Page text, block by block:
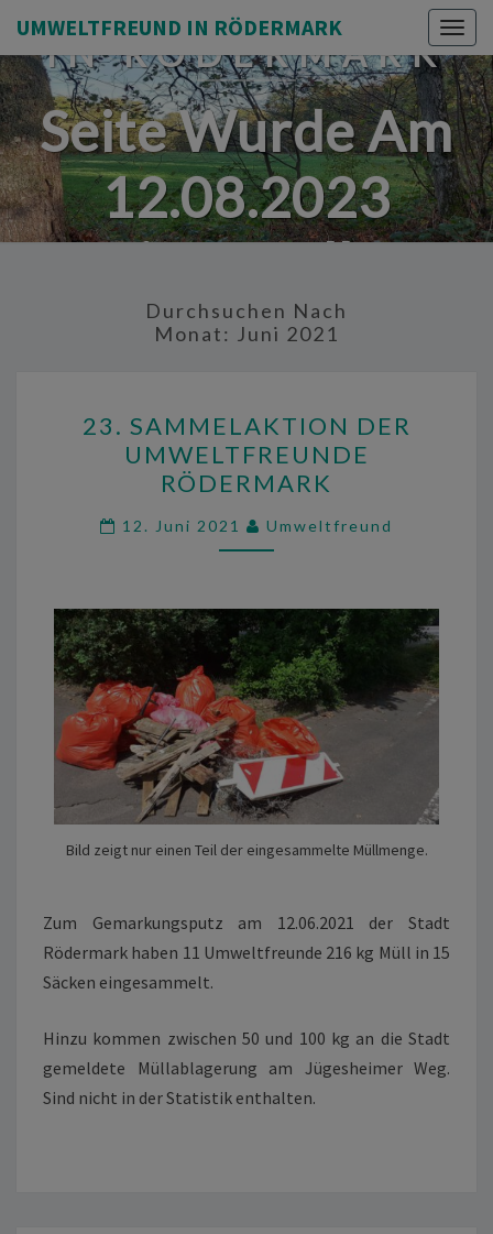
UMWELTFREUND IN RÖDERMARK
UMWELTFREUND
IN RÖDERMARK
Seite Wurde Am
12.08.2023
Eingestellt.
Durchsuchen Nach
Monat: Juni 2021
SAMMELAKTION
DER
UMWELTFREUNDE
RÖDERMARK
23. SAMMELAKTION DER
UMWELTFREUNDE
RÖDERMARK
12. Juni 2021 Umweltfreund
Bild zeigt nur einen Teil der eingesammelte Müllmenge.
Zum Gemarkungsputz am 12.06.2021 der Stadt
Rödermark haben 11 Umweltfreunde 216 kg Müll in 15
Säcken eingesammelt.
Hinzu kommen zwischen 50 und 100 kg an die Stadt
gemeldete Müllablagerung am Jügesheimer Weg.
Sind nicht in der Statistik enthalten.